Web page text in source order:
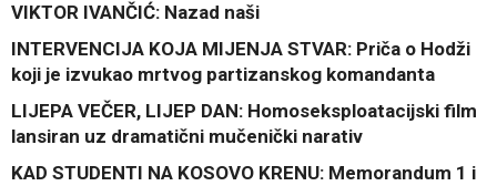
VIKTOR IVANČIĆ: Nazad naši
INTERVENCIJA KOJA MIJENJA STVAR: Priča o Hodži
koji je izvukao mrtvog partizanskog komandanta
LIJEPA VEČER, LIJEP DAN: Homoseksploatacijski film
lansiran uz dramatični mučenički narativ
KAD STUDENTI NA KOSOVO KRENU: Memorandum 1 i